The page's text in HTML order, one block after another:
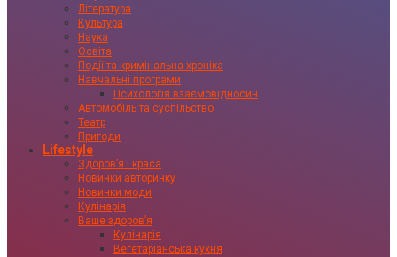
Література
Культура
Наука
Освіта
Події та кримінальна хроніка
Навчальні програми
Психологія взаємовідносин
Автомобіль та суспільство
Театр
Пригоди
Lifestyle
Здоровʼя і краса
Новинки авторинку
Новинки моди
Кулінарія
Ваше здоровʼя
Кулінарія
Вегетаріанська кухня